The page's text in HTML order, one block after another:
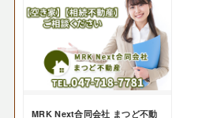
MRK Next合同会社 まつど不動